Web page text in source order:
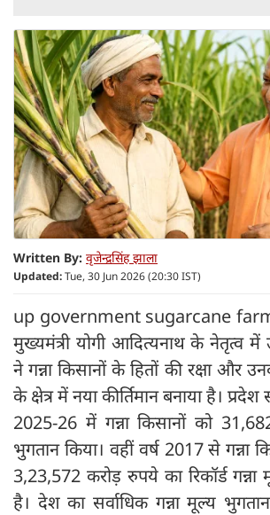
Written By: वृजेन्द्रसिंह झाला
Updated:Tue, 30 Jun 2026 (20:30 IST)
up government sugarcane
मुख्यमंत्री योगी आदित्यनाथ के नेतृत्व में
ने गन्ना किसानों के हितों की रक्षा और
के क्षेत्र में नया कीर्तिमान बनाया है।
2025-26 में गन्ना किसानों को
भुगतान किया। वहीं वर्ष 2017 से गन्ना
3,23,572 करोड़ रुपये का रिकॉर्ड
है। देश का सर्वाधिक गन्ना मूल्य